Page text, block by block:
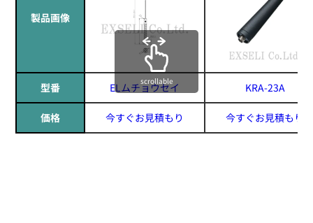
製品画像
型番 ELムチョウセイ KRA-23A
価格 今すぐお見積もり 今すぐお見積もり
scrollable